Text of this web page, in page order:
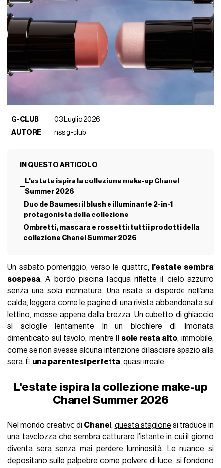
G-CLUB
03 Luglio 2026
AUTORE
nss g-club
IN QUESTO ARTICOLO
L'estate ispira la collezione make-up Chanel
Summer 2026
Duo de Baumes: il blush e illuminante 2-in-1
protagonista della collezione
Ombretti, mascara e rossetti: tutti i prodotti della
collezione Chanel Summer 2026
Un sabato pomeriggio, verso le quattro,
l’estate sembra
sospesa. A bordo piscina l’acqua riflette il cielo azzurro
senza una sola incrinatura. Una risata si disperde nell’aria
calda, leggera come le pagine di una rivista abbandonata sul
lettino, mosse appena dalla brezza. Un cubetto di ghiaccio
si scioglie lentamente in un bicchiere di limonata
dimenticato sul tavolo, mentre il sole resta alto, immobile,
come se non avesse alcuna intenzione di lasciare spazio alla
sera. È una parentesi perfetta, quasi irreale.
L'estate ispira la collezione make-up
Chanel Summer 2026
Nel mondo creativo di Chanel , questa stagione si traduce in
una tavolozza che sembra catturare l’istante in cui il giorno
diventa sera senza mai perdere luminosità. Le nuance si
depositano sulle palpebre come polvere di luce, si fondono